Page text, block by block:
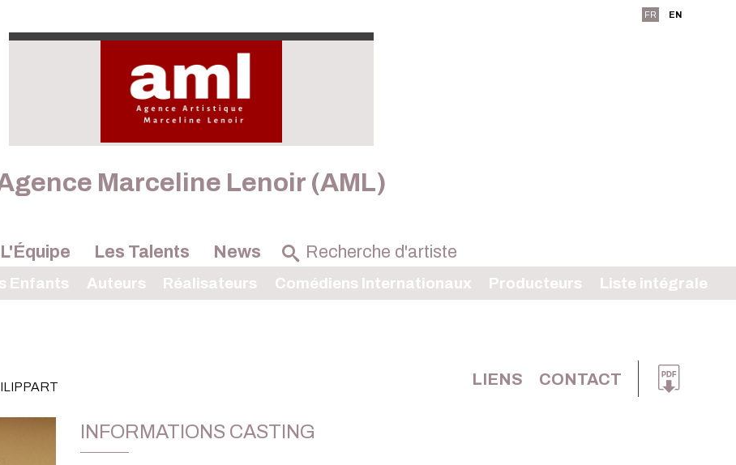
FR EN
Marceline Lenoir (AML)
L'Équipe Les Talents
Enfants Auteurs Réalisateurs Comédiens Internationaux Producteurs Liste intégrale
News
LIENS CONTACT
INFORMATIONS CASTING